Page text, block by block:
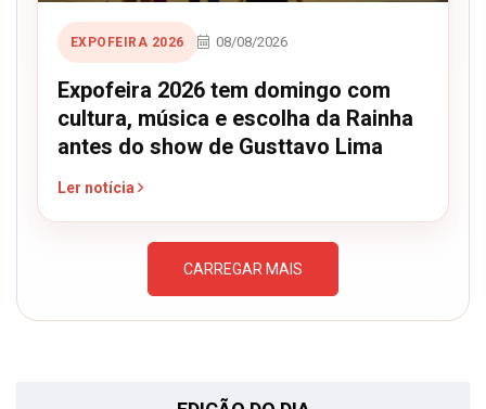
EXPOFEIRA 2026 08/08/2026
Expofeira 2026 tem domingo com
cultura, música e escolha da Rainha
antes do show de Gusttavo Lima
Ler notícia
CARREGAR MAIS